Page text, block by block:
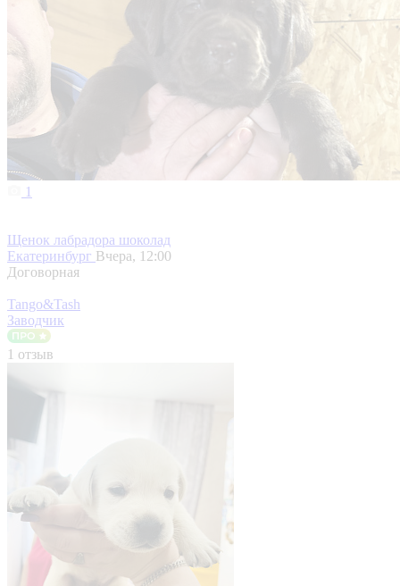
1
Щенок лабрадора шоколад
Екатеринбург Вчера, 12:00
Договорная
Tango&Tash
Заводчик
1 отзыв